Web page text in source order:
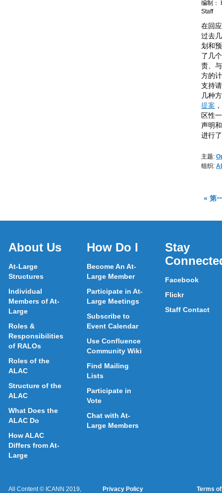
编制：
Staff
在回
过去
划和
了几
责、
方的
支持
几种
提案
区性
声明
进行
主题:
组织:
« 第
About Us
At-Large
Structures
Individual
Members of At-
Large
Roles &
Responsibilities
of RALOs
Roles of the
ALAC
Structure of the
ALAC
What Does the
ALAC Do
How ALAC
Differs from At-
Large
How Do I
Become An At-
Large Member
Participate in At-
Large Meetings
Subscribe to
Event Calendar
Use Confluence
Community Wiki
Find Mailing
Lists
Participate in
Vote
Chat with At-
Large Members
Stay
Facebook
Flickr
Staff Contact
All Content © ICANN 2019,
Privacy Policy Terms